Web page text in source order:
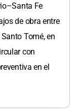
Fe
de obra entre
Tomé, en
con
en el